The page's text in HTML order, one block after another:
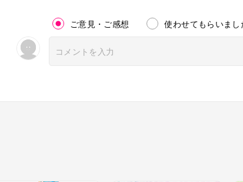
ご意見・ご感想 使わせてもらいまし